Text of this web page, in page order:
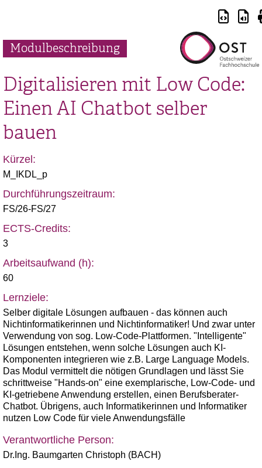
Modulbeschreibung
Digitalisieren mit Low Code:
Einen AI Chatbot selber
bauen
Kürzel:
M_IKDL_p
Durchführungszeitraum:
FS/26-FS/27
ECTS-Credits:
3
Arbeitsaufwand (h):
60
Lernziele:
Selber digitale Lösungen aufbauen - das können auch
Nichtinformatikerinnen und Nichtinformatiker! Und zwar unter
Verwendung von sog. Low-Code-Plattformen. "Intelligente"
Lösungen entstehen, wenn solche Lösungen auch KI-
Komponenten integrieren wie z.B. Large Language Models.
Das Modul vermittelt die nötigen Grundlagen und lässt Sie
schrittweise "Hands-on" eine exemplarische, Low-Code- und
KI-getriebene Anwendung erstellen, einen Berufsberater-
Chatbot. Übrigens, auch Informatikerinnen und Informatiker
nutzen Low Code für viele Anwendungsfälle
Verantwortliche Person:
Dr.Ing. Baumgarten Christoph (BACH)